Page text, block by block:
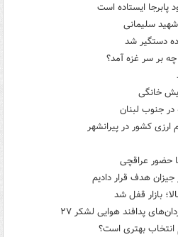
پابرجا ایستاده است
سلیمانی
دستگیر شد
خانگی
در جنوب لبنان
کشور در پیرانشهر
حضور عراقچی
هدف قرار دادیم
بازار قفل شد
پدافند هوایی لشکر ۲۷
انتخاب بهتری است؟